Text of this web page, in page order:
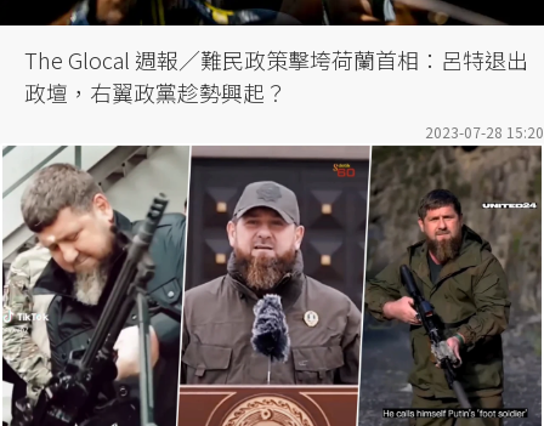
The Glocal 週報／難民政策擊垮荷蘭首相：呂特退出
政壇，右翼政黨趁勢興起？
2023-07-28 15:20